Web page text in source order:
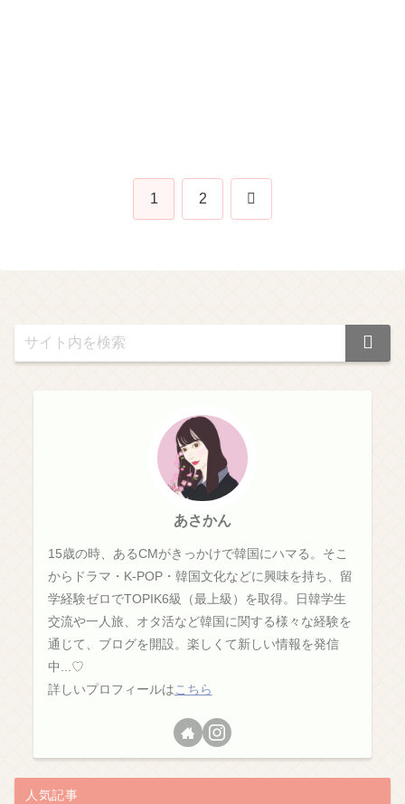
1 2 次
あさかん
15歳の時、あるCMがきっかけで韓国にハマる。そこ
からドラマ・K-POP・韓国文化などに興味を持ち、留
学経験ゼロでTOPIK6級（最上級）を取得。日韓学生
交流や一人旅、オタ活など韓国に関する様々な経験を
通じて、ブログを開設。楽しくて新しい情報を発信
中...♡
詳しいプロフィールはこちら
人気記事